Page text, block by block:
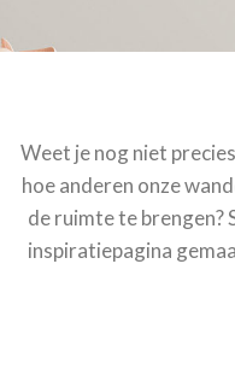
Weet je nog niet
hoe anderen onze
de ruimte te brengen?
inspiratiepagina